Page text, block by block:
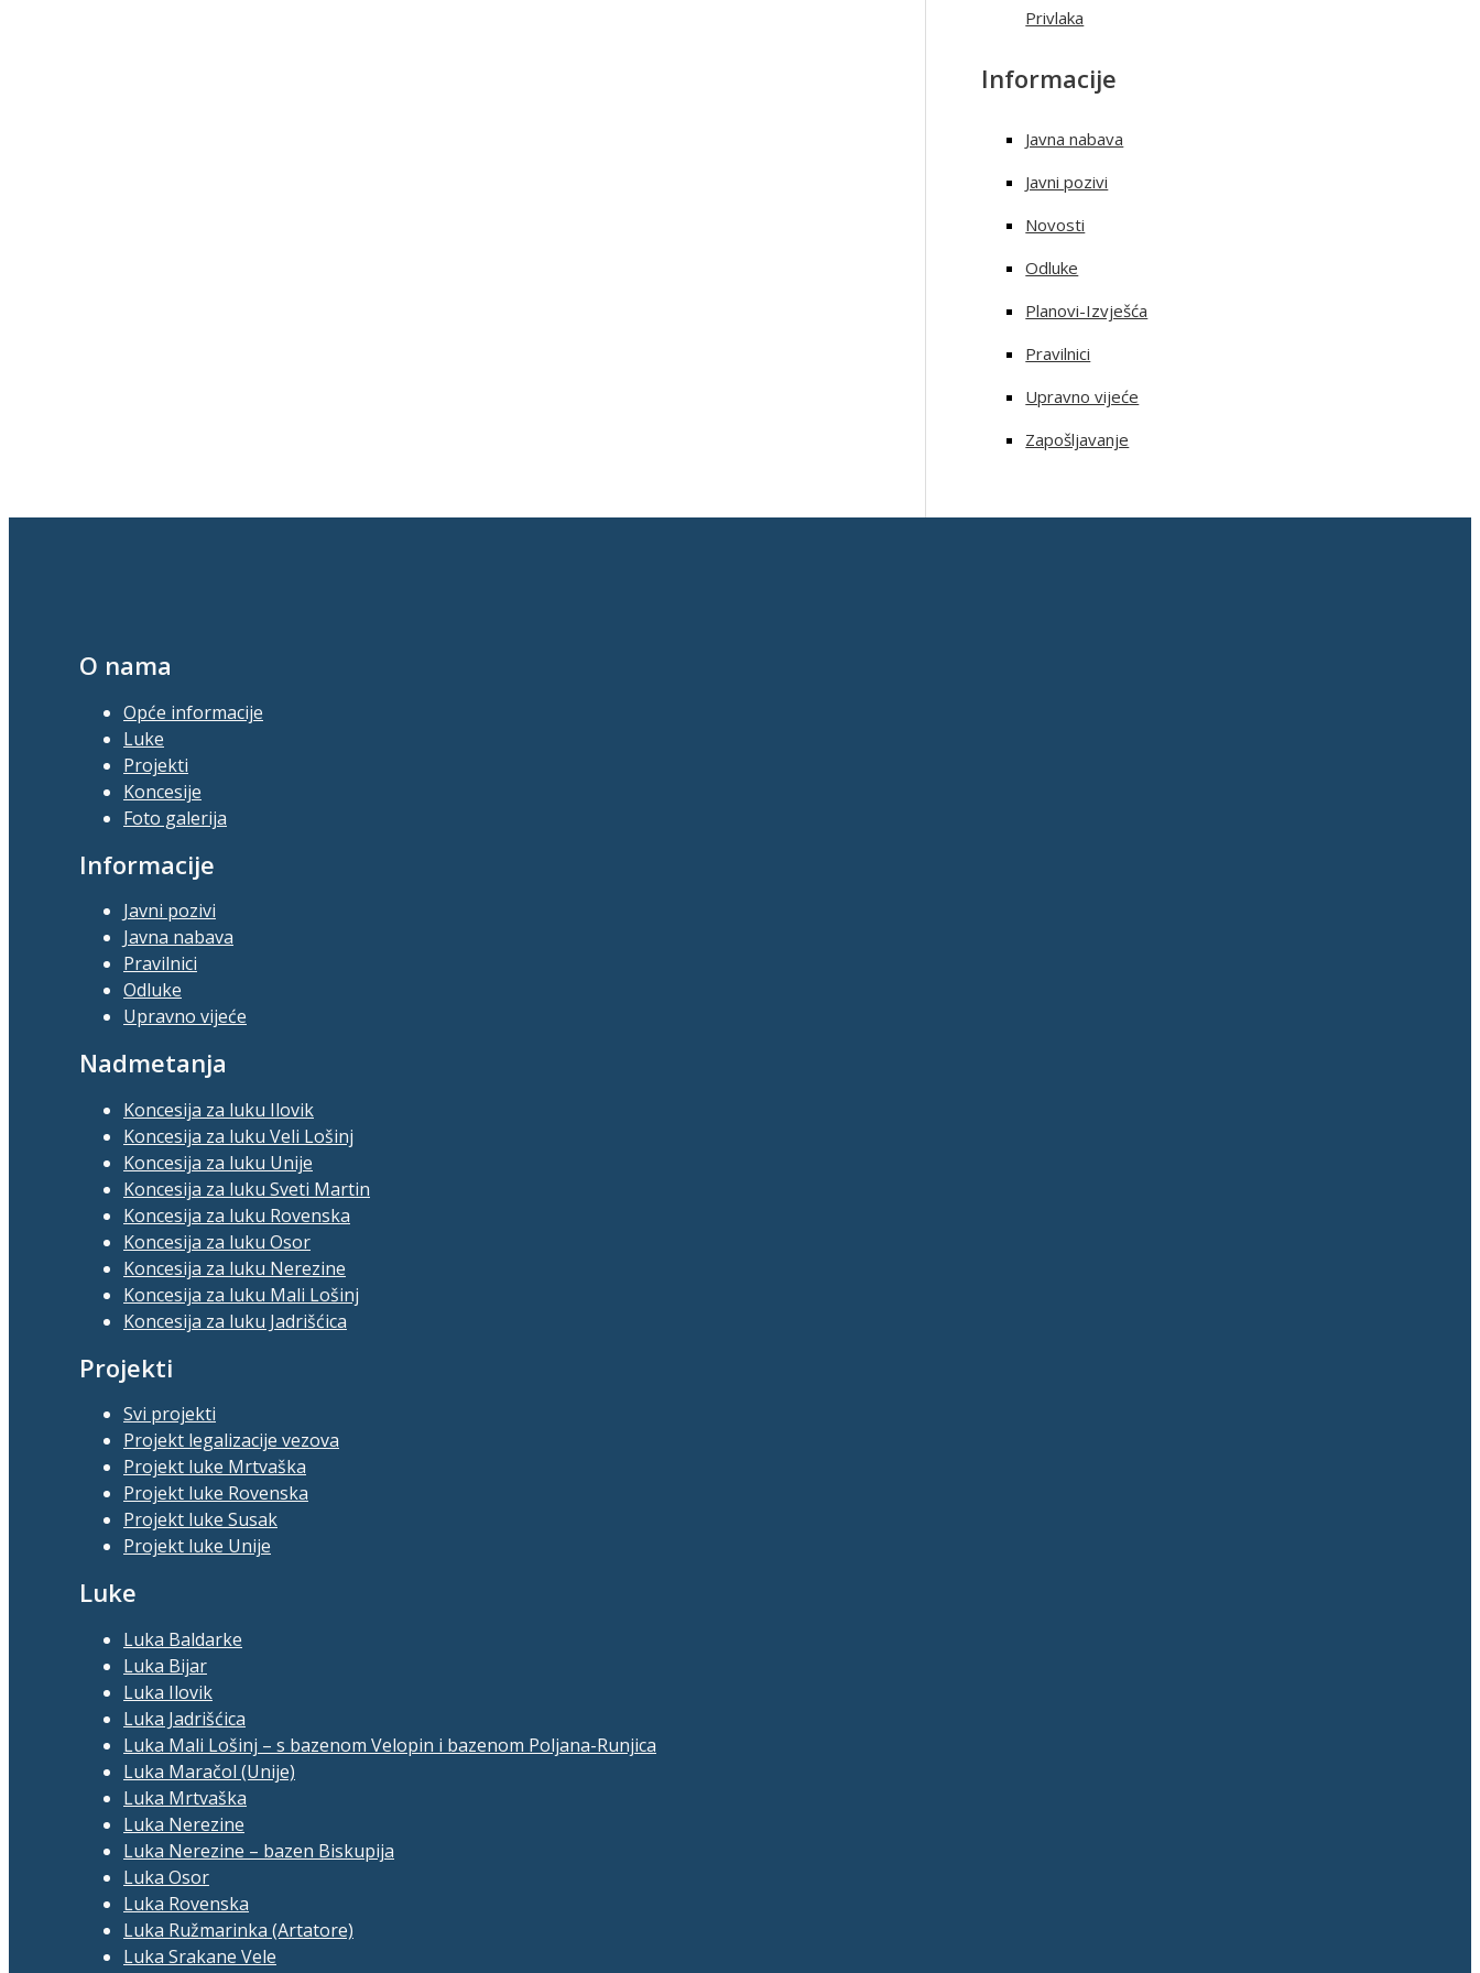
Privlaka
Informacije
Javna nabava
Javni pozivi
Novosti
Odluke
Planovi-Izvješća
Pravilnici
Upravno vijeće
Zapošljavanje
O nama
Opće informacije
Luke
Projekti
Koncesije
Foto galerija
Informacije
Javni pozivi
Javna nabava
Pravilnici
Odluke
Upravno vijeće
Nadmetanja
Koncesija za luku Ilovik
Koncesija za luku Veli Lošinj
Koncesija za luku Unije
Koncesija za luku Sveti Martin
Koncesija za luku Rovenska
Koncesija za luku Osor
Koncesija za luku Nerezine
Koncesija za luku Mali Lošinj
Koncesija za luku Jadrišćica
Projekti
Svi projekti
Projekt legalizacije vezova
Projekt luke Mrtvaška
Projekt luke Rovenska
Projekt luke Susak
Projekt luke Unije
Luke
Luka Baldarke
Luka Bijar
Luka Ilovik
Luka Jadrišćica
Luka Mali Lošinj – s bazenom Velopin i bazenom Poljana-Runjica
Luka Maračol (Unije)
Luka Mrtvaška
Luka Nerezine
Luka Nerezine – bazen Biskupija
Luka Osor
Luka Rovenska
Luka Ružmarinka (Artatore)
Luka Srakane Vele